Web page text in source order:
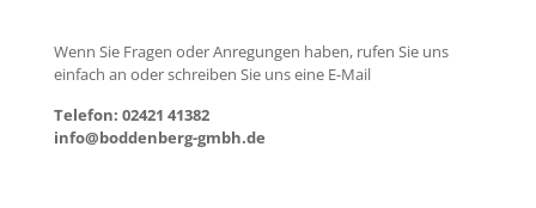
Wenn Sie Fragen oder Anregungen haben, rufen Sie uns
einfach an oder schreiben Sie uns eine E-Mail
Telefon: 02421 41382
info@boddenberg-gmbh.de